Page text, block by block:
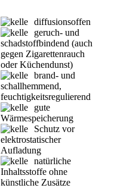
diffusionsoffen
geruch- und
schadstoffbindend (auch
gegen Zigarettenrauch
oder Küchendunst)
brand- und
schallhemmend,
feuchtigkeitsregulierend
gute
Wärmespeicherung
Schutz vor
elektrostatischer
Aufladung
natürliche
Inhaltsstoffe ohne
künstliche Zusätze